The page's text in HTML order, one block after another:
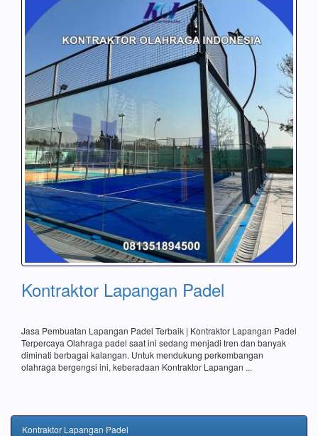
Kontraktor Lapangan Padel
Jasa Pembuatan Lapangan Padel Terbaik | Kontraktor Lapangan Padel
Terpercaya Olahraga padel saat ini sedang menjadi tren dan banyak
diminati berbagai kalangan. Untuk mendukung perkembangan
olahraga bergengsi ini, keberadaan Kontraktor Lapangan ...
Kontraktor Lapangan Padel